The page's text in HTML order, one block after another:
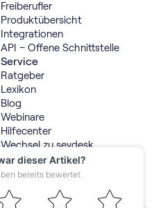
Freiberufler
Produktübersicht
Integrationen
API – Offene Schnittstelle
Service
Ratgeber
Lexikon
Blog
Webinare
Hilfecenter
Wechsel zu sevdesk
Steuerberater suchen
Steuerberaterportal
Produktdemo